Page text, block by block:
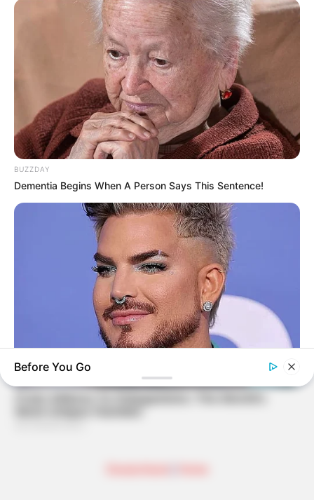
BUZZDAY
Dementia Begins When A Person Says This Sentence!
BUZZ DAY
Adam Lambert, 43, Takes Off Makeup, Leaves Us With No
Before You Go